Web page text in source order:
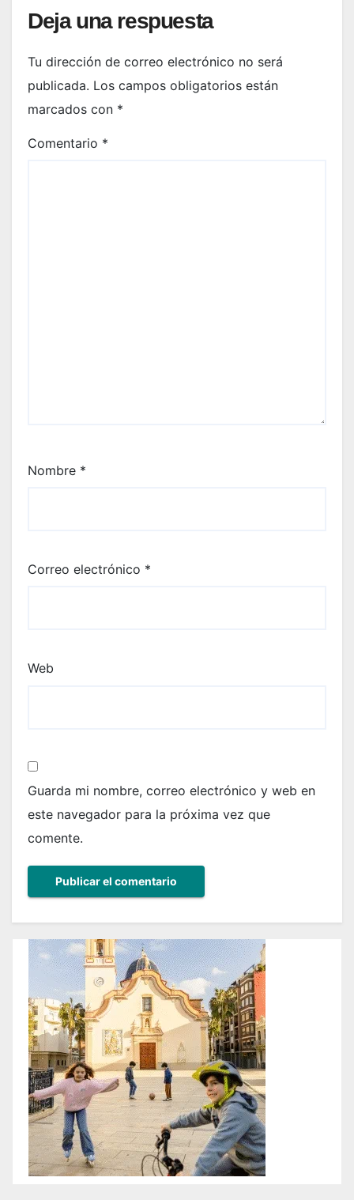
Deja una respuesta
Tu dirección de correo electrónico no será
publicada. Los campos obligatorios están
marcados con *
Comentario *
Nombre *
Correo electrónico *
Web
Guarda mi nombre, correo electrónico y web en
este navegador para la próxima vez que
comente.